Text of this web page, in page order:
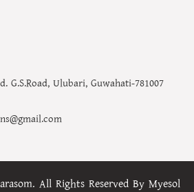
G.S.Road, Ulubari, Guwahati-781007
All Rights Reserved By Myesol